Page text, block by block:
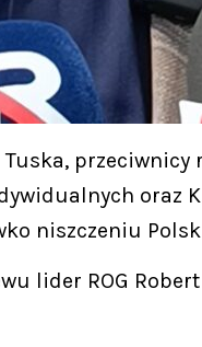
oraz
niszczeniu
lider ROG